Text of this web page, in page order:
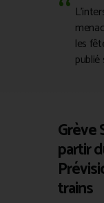
les
Grève
partir
trains